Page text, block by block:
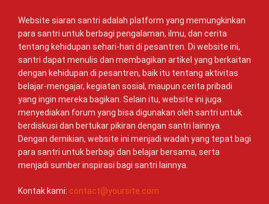
Website siaran santri adalah platform yang memungkinkan
para santri untuk berbagi pengalaman, ilmu, dan cerita
tentang kehidupan sehari-hari di pesantren. Di website ini,
santri dapat menulis dan membagikan artikel yang berkaitan
dengan kehidupan di pesantren, baik itu tentang aktivitas
belajar-mengajar, kegiatan sosial, maupun cerita pribadi
yang ingin mereka bagikan. Selain itu, website ini juga
menyediakan forum yang bisa digunakan oleh santri untuk
berdiskusi dan bertukar pikiran dengan santri lainnya.
Dengan demikian, website ini menjadi wadah yang tepat bagi
para santri untuk berbagi dan belajar bersama, serta
menjadi sumber inspirasi bagi santri lainnya.
Kontak kami: contact@yoursite.com